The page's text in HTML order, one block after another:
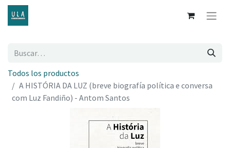
Todos los productos
A HISTÓRIA DA LUZ (breve biografía política e conversa
com Luz Fandiño) - Antom Santos